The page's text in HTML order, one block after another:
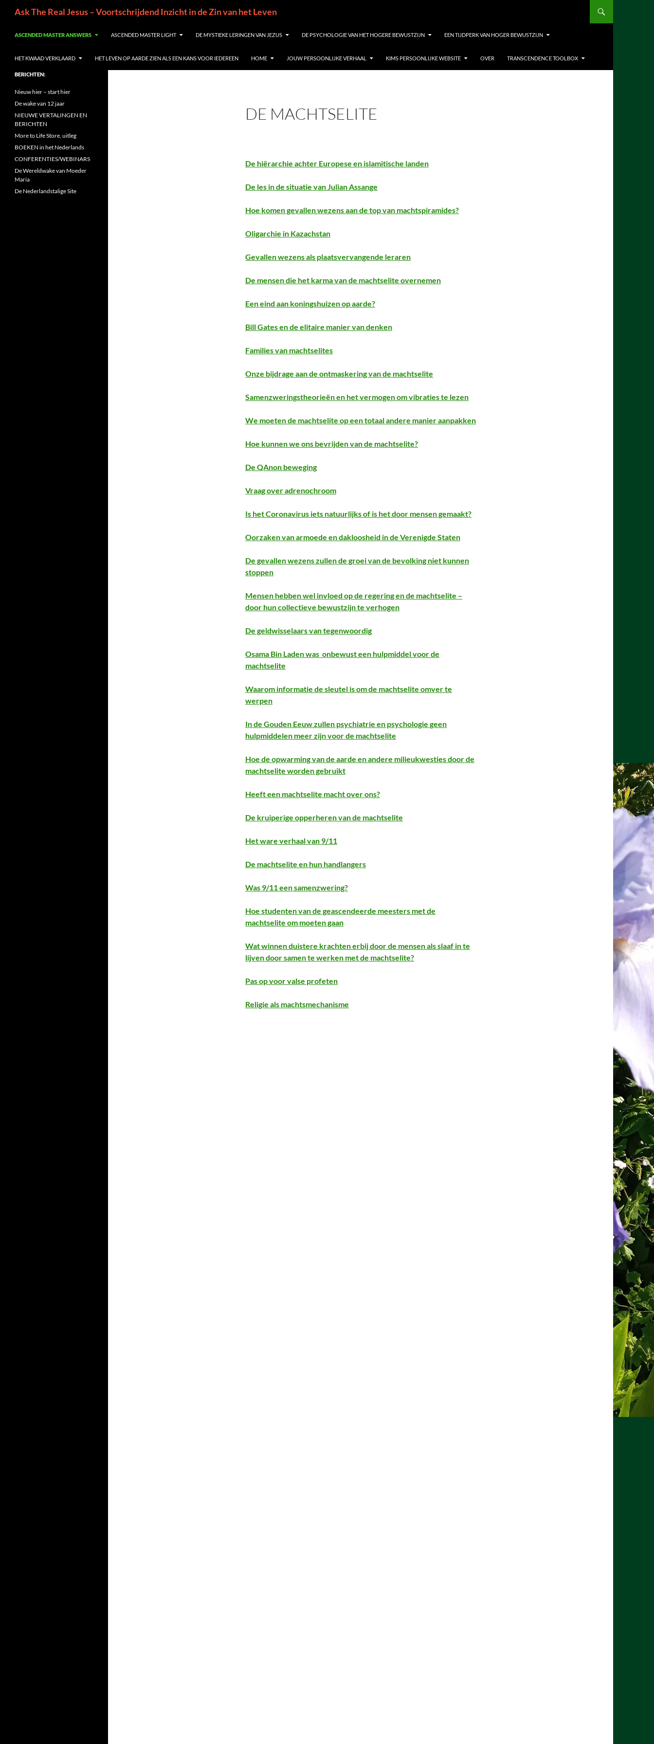
inhoud
Ask The Real Jesus – Voortschrijdend Inzicht in de Zin van het Leven
ASCENDED MASTER ANSWERS ASCENDED MASTER LIGHT DE MYSTIEKE LERINGEN VAN JEZUS DE PSYCHOLOGIE VAN HET HOGERE BEWUSTZIJN EEN TIJDPERK VAN HOGER BEWUSTZIJN
HET KWAAD VERKLAARD HET LEVEN OP AARDE ZIEN ALS EEN KANS VOOR IEDEREEN HOME JOUW PERSOONLIJKE VERHAAL KIMS PERSOONLIJKE WEBSITE OVER TRANSCENDENCE TOOLBOX
DE MACHTSELITE
De hiërarchie achter Europese en islamitische landen
De les in de situatie van Julian Assange
Hoe komen gevallen wezens aan de top van machtspiramides?
Oligarchie in Kazachstan
Gevallen wezens als plaatsvervangende leraren
De mensen die het karma van de machtselite overnemen
Een eind aan koningshuizen op aarde?
Bill Gates en de elitaire manier van denken
Families van machtselites
Onze bijdrage aan de ontmaskering van de machtselite
Samenzweringstheorieën en het vermogen om vibraties te lezen
We moeten de machtselite op een totaal andere manier aanpakken
Hoe kunnen we ons bevrijden van de machtselite?
De QAnon beweging
Vraag over adrenochroom
Is het Coronavirus iets natuurlijks of is het door mensen gemaakt?
Oorzaken van armoede en dakloosheid in de Verenigde Staten
De gevallen wezens zullen de groei van de bevolking niet kunnen
stoppen
Mensen hebben wel invloed op de regering en de machtselite –
door hun collectieve bewustzijn te verhogen
De geldwisselaars van tegenwoordig
Osama Bin Laden was onbewust een hulpmiddel voor de
machtselite
Waarom informatie de sleutel is om de machtselite omver te
werpen
In de Gouden Eeuw zullen psychiatrie en psychologie geen
hulpmiddelen meer zijn voor de machtselite
Hoe de opwarming van de aarde en andere milieukwesties door de
machtselite worden gebruikt
Heeft een machtselite macht over ons?
De kruiperige opperheren van de machtselite
Het ware verhaal van 9/11
De machtselite en hun handlangers
Was 9/11 een samenzwering?
Hoe studenten van de geascendeerde meesters met de
machtselite om moeten gaan
Wat winnen duistere krachten erbij door de mensen als slaaf in te
lijven door samen te werken met de machtselite?
Pas op voor valse profeten
Religie als machtsmechanisme
BERICHTEN:
Nieuw hier – start hier
De wake van 12 jaar
NIEUWE VERTALINGEN EN
BERICHTEN
More to Life Store, uitleg
BOEKEN in het Nederlands
CONFERENTIES/WEBINARS
De Wereldwake van Moeder
Maria
De Nederlandstalige Site